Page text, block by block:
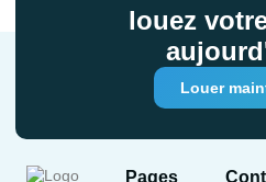
louez
Louer
Pages